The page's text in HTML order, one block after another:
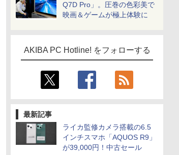
Q7D Pro」。圧巻の色彩美で
映画＆ゲームが極上体験に
AKIBA PC Hotline! をフォローする
最新記事
ライカ監修カメラ搭載の6.5
インチスマホ「AQUOS R9」
が39,000円！中古セール